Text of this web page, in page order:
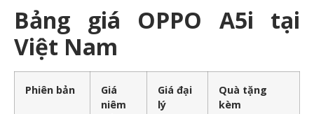
Bảng giá OPPO A5i tại
Việt Nam
Phiên bản
Giá
niêm
Giá đại
lý
Quà tặng
kèm